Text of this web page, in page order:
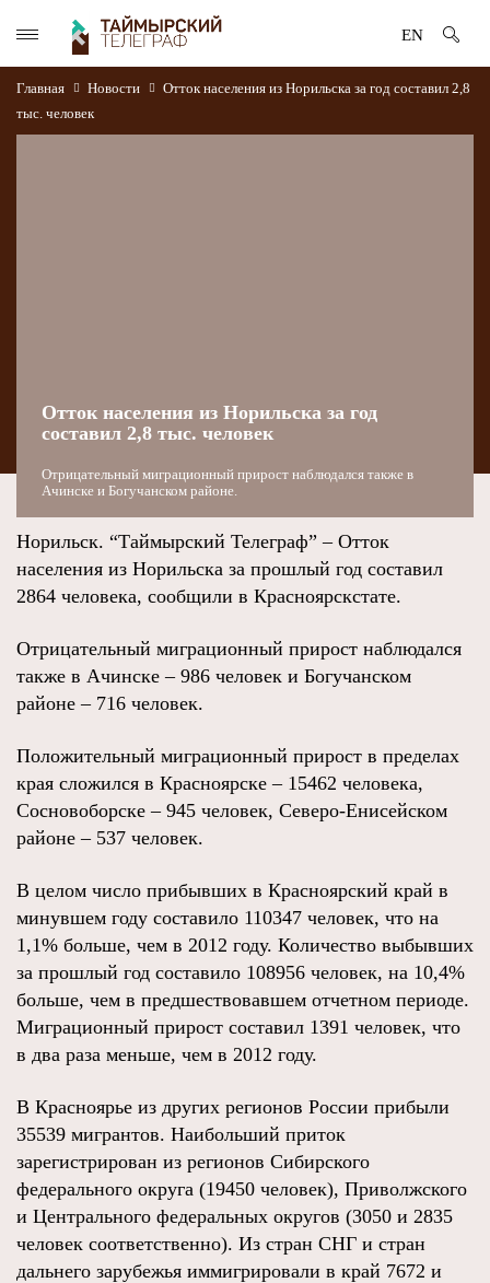
EN
Главная Новости
Отток населения из Норильска за год составил 2,8
тыс. человек
Отток населения из Норильска за год
составил 2,8 тыс. человек
Отрицательный миграционный прирост наблюдался также в
Ачинске и Богучанском районе.
Норильск. “Таймырский Телеграф” – Отток
населения из Норильска за прошлый год составил
2864 человека, сообщили в Красноярскстате.
Отрицательный миграционный прирост наблюдался
также в Ачинске – 986 человек и Богучанском
районе – 716 человек.
Положительный миграционный прирост в пределах
края сложился в Красноярске – 15462 человека,
Сосновоборске – 945 человек, Северо-Енисейском
районе – 537 человек.
В целом число прибывших в Красноярский край в
минувшем году составило 110347 человек, что на
1,1% больше, чем в 2012 году. Количество выбывших
за прошлый год составило 108956 человек, на 10,4%
больше, чем в предшествовавшем отчетном периоде.
Миграционный прирост составил 1391 человек, что
в два раза меньше, чем в 2012 году.
В Красноярье из других регионов России прибыли
35539 мигрантов. Наибольший приток
зарегистрирован из регионов Сибирского
федерального округа (19450 человек), Приволжского
и Центрального федеральных округов (3050 и 2835
человек соответственно). Из стран СНГ и стран
дальнего зарубежья иммигрировали в край 7672 и